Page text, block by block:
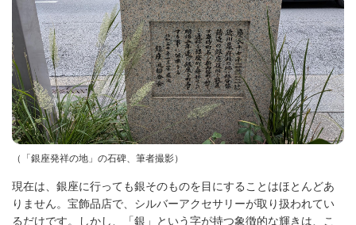
（「銀座発祥の地」の石碑、筆者撮影）
現在は、銀座に行っても銀そのものを目にすることはほとんどあ
りません。宝飾品店で、シルバーアクセサリーが取り扱われてい
るだけです。しかし、「銀」という字が持つ象徴的な輝きは、こ